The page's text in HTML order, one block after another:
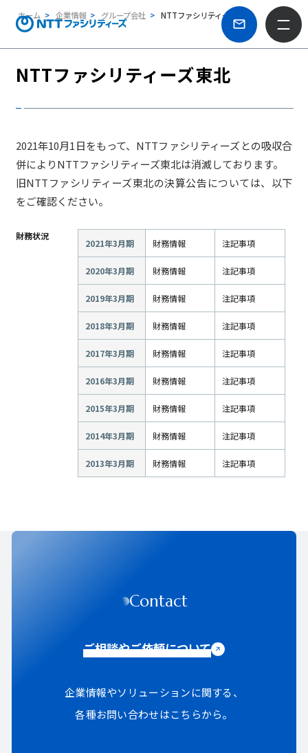
ホーム 企業情報 グループ会社 NTTファシリティーズ東北
NTTファシリティーズ東北
2021年10月1日をもって、NTTファシリティーズとの吸収合
併によりNTTファシリティーズ東北は消滅しております。
旧NTTファシリティーズ東北の決算公告については、以下
をご確認ください。
財務状況
2021年3月期 財務情報 注記事項
2020年3月期 財務情報 注記事項
2019年3月期 財務情報 注記事項
2018年3月期 財務情報 注記事項
2017年3月期 財務情報 注記事項
2016年3月期 財務情報 注記事項
2015年3月期 財務情報 注記事項
2014年3月期 財務情報 注記事項
2013年3月期 財務情報 注記事項
Contact
ご相談やご依頼について
企業情報やソリューションに関する、
各種お問い合わせはこちらから。